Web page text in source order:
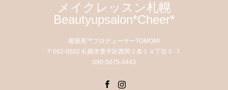
メイクレッスン札幌
Beautyupsalon*Cheer*
着眼美™プロデューサーTOMOMI
〒062-0032 札幌市豊平区西岡２条１４丁目５-７
090-5075-3443